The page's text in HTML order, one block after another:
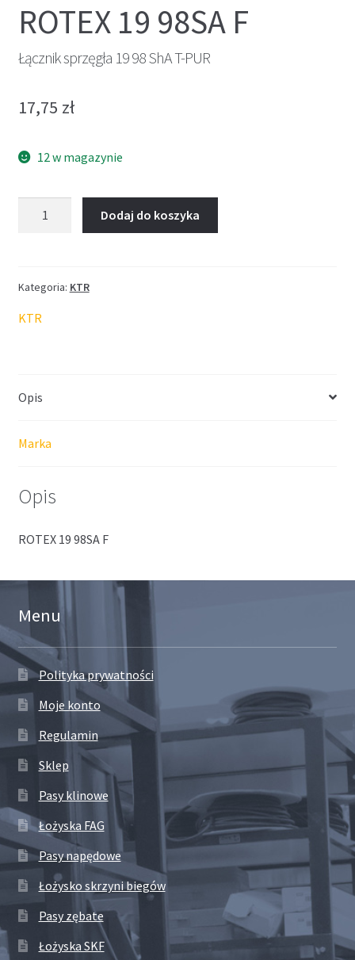
ROTEX 19 98SA F
Łącznik sprzęgła 19 98 ShA T-PUR
17,75 zł
12 w magazynie
98
T-
Dodaj do koszyka
Kategoria: KTR
KTR
Opis
Marka
Opis
ROTEX 19 98SA F
Menu
Polityka prywatności
Moje konto
Regulamin
Sklep
Pasy klinowe
Łożyska FAG
Pasy napędowe
Łożysko skrzyni biegów
Pasy zębate
Łożyska SKF